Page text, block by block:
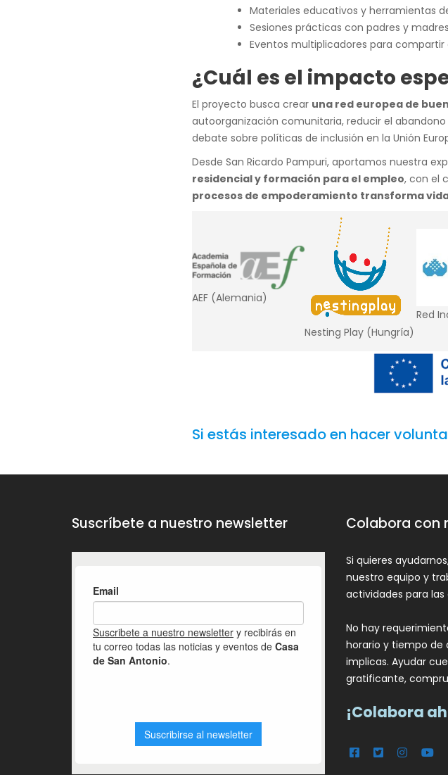
proyecto, estamos desarrollando:
Actividades de formación para
Materiales educativos y herramientas
Sesiones prácticas con padres y
Eventos multiplicadores para compartir
¿Cuál es el impacto
El proyecto busca crearuna red europea de
autoorganización comunitaria, reducir el abandono
debate sobre políticas de inclusión en la Unión
Desde San Ricardo Pampuri, aportamos nuestra
residencial y formación para el empleo
procesos de empoderamiento transforma
Nesting Play (Hungría)
Red
Si estás interesado en hacer
Colabora con
Si quieres
actividades para las
No hay
horario y tiempo de
gratificante,
¡Colabora